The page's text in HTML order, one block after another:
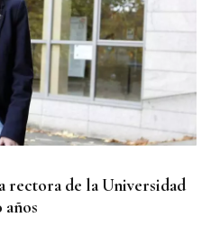
rectora de la Universidad
años